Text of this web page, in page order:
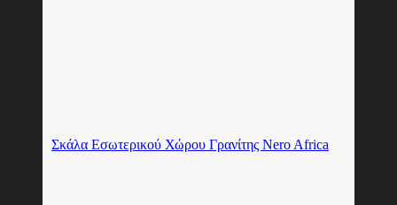
Σκάλα Εσωτερικού Χώρου Γρανίτης Nero Africa